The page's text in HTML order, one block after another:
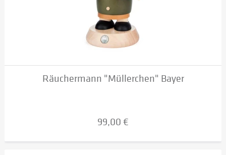
Räuchermann "Müllerchen" Bayer
99,00 €